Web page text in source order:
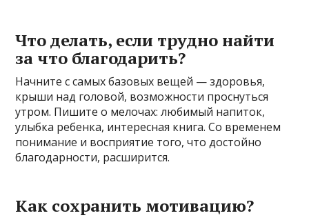
Что делать, если трудно найти
за что благодарить?
Начните с самых базовых вещей — здоровья,
крыши над головой, возможности проснуться
утром. Пишите о мелочах: любимый напиток,
улыбка ребенка, интересная книга. Со временем
понимание и восприятие того, что достойно
благодарности, расширится.
Как сохранить мотивацию?